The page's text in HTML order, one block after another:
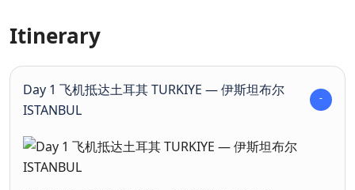
Itinerary
Day 1 飞机抵达土耳其 TURKIYE — 伊斯坦布尔
ISTANBUL